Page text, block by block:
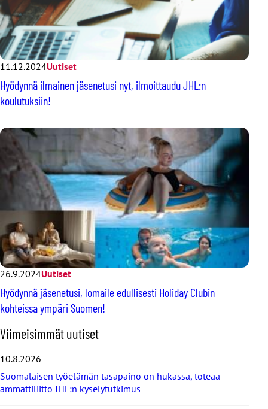
11.12.2024Uutiset
Hyödynnä ilmainen jäsenetusi nyt, ilmoittaudu JHL:n
koulutuksiin!
26.9.2024Uutiset
Hyödynnä jäsenetusi, lomaile edullisesti Holiday Clubin
kohteissa ympäri Suomen!
O
h
i
t
a
v
i
Viimeisimmät uutiset
10.8.2026
Suomalaisen työelämän tasapaino on hukassa, toteaa
ammattiliitto JHL:n kyselytutkimus